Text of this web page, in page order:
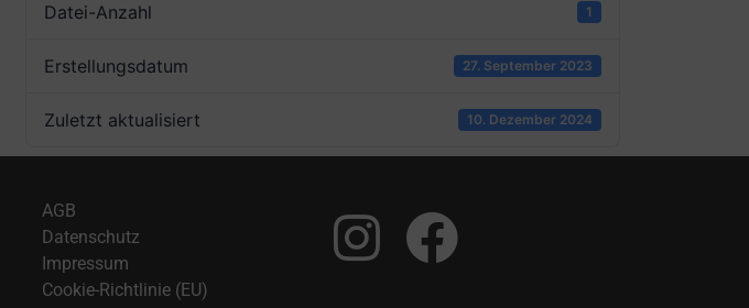
Datei-Anzahl 1
Erstellungsdatum 27. September 2023
Zuletzt aktualisiert 10. Dezember 2024
AGB
Datenschutz
Impressum
Cookie-Richtlinie (EU)